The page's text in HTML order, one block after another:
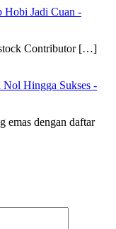
Hobi Jadi Cuan -
Contributor […]
Hingga Sukses -
emas dengan daftar